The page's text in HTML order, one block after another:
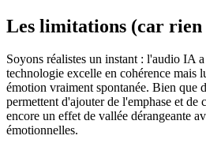
Les limitations (car
Soyons réalistes un instant : l'audio IA
technologie excelle en cohérence mais
émotion vraiment spontanée. Bien que
permettent d'ajouter de l'emphase et
encore un effet de vallée dérangeante
émotionnelles.